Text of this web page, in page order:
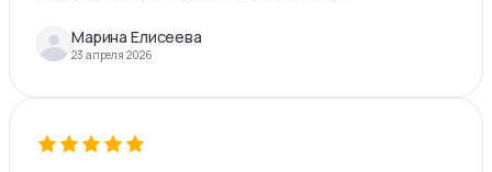
Марина Елисеева
23 апреля 2026